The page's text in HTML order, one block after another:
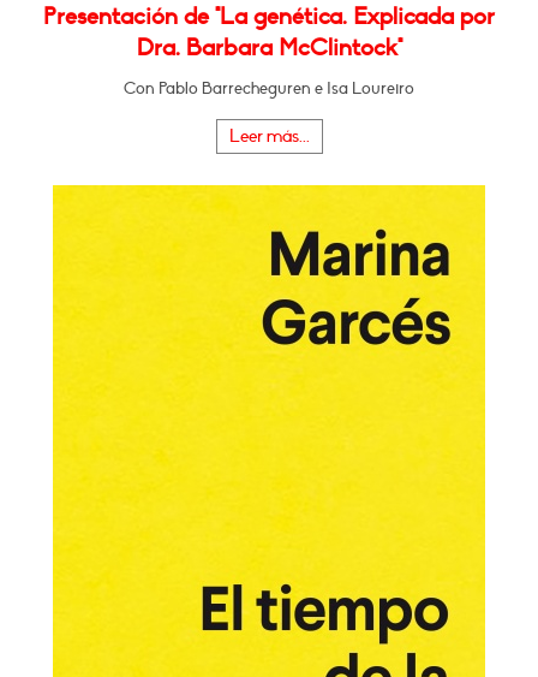
Presentación de "La genética. Explicada por
Dra. Barbara McClintock"
Con Pablo Barrecheguren e Isa Loureiro
Leer más...